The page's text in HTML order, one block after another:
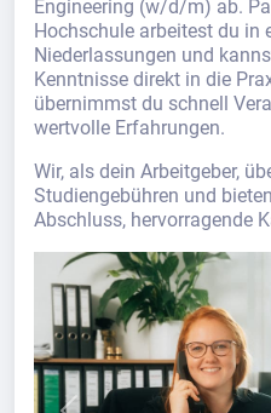
Engineering (w/d/m) ab.
Hochschule arbeitest du in
Niederlassungen und
Kenntnisse direkt in die
übernimmst du schnell
wertvolle Erfahrungen.
Wir, als dein Arbeitgeber,
Studiengebühren und
Abschluss, hervorragende